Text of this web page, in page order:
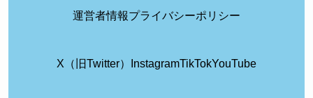
運営者情報プライバシーポリシー
X（旧Twitter） InstagramTikTokYouTube